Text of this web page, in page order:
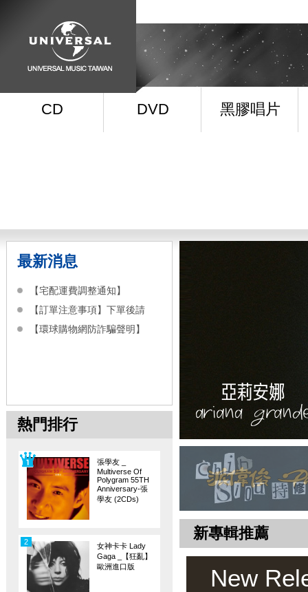
CD DVD 黑膠唱片
最新消息
【宅配運費調整通知】
【訂單注意事項】下單後請
【環球購物網防詐騙聲明】
熱門排行
張學友 _
Multiverse Of
Polygram 55TH
Anniversary-張
學友 (2CDs)
女神卡卡 Lady
Gaga _【狂亂】
歐洲進口版
2 新專輯推薦
New